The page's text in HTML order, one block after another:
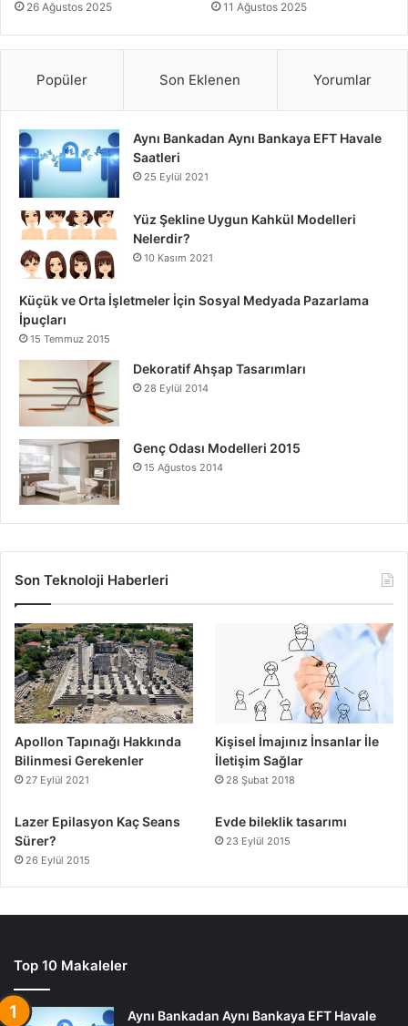
26 Ağustos 2025 11 Ağustos 2025
Popüler Son Eklenen Yorumlar
Aynı Bankadan Aynı Bankaya EFT Havale
Saatleri
25 Eylül 2021
Yüz Şekline Uygun Kahkül Modelleri
Nelerdir?
10 Kasım 2021
Küçük ve Orta İşletmeler İçin Sosyal Medyada Pazarlama
İpuçları
15 Temmuz 2015
Dekoratif Ahşap Tasarımları
28 Eylül 2014
Genç Odası Modelleri 2015
15 Ağustos 2014
Son Teknoloji Haberleri
Apollon Tapınağı Hakkında
Bilinmesi Gerekenler
27 Eylül 2021
Kişisel İmajınız İnsanlar İle
İletişim Sağlar
28 Şubat 2018
Lazer Epilasyon Kaç Seans
Sürer?
26 Eylül 2015
Evde bileklik tasarımı
23 Eylül 2015
Top 10 Makaleler
Aynı Bankadan Aynı Bankaya EFT Havale